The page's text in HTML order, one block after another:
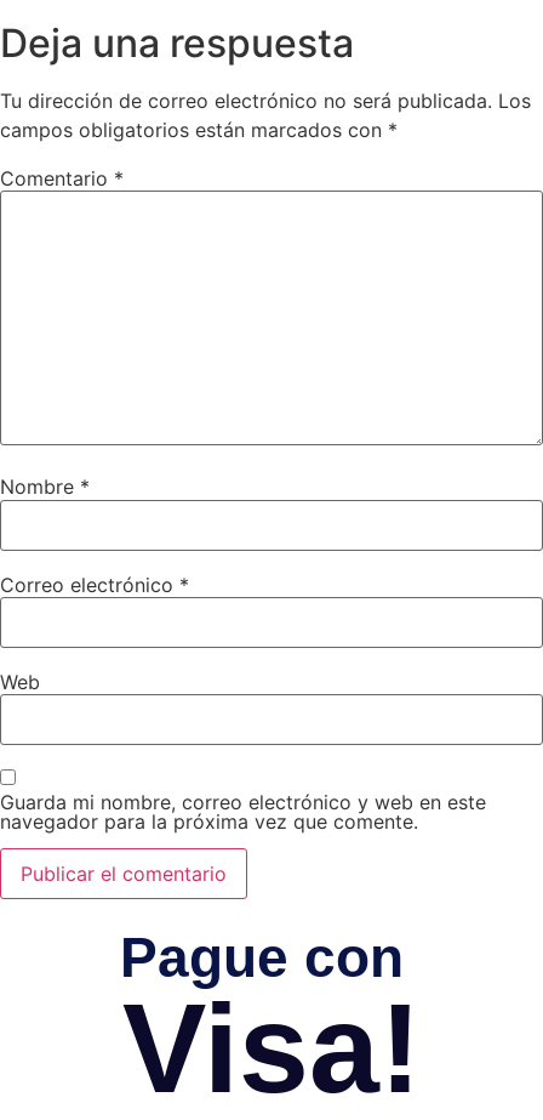
Deja una respuesta
Tu dirección de correo electrónico no será publicada. Los
campos obligatorios están marcados con *
Comentario *
Nombre *
Correo electrónico *
Web
Guarda mi nombre, correo electrónico y web en este
navegador para la próxima vez que comente.
Pague con
Visa!